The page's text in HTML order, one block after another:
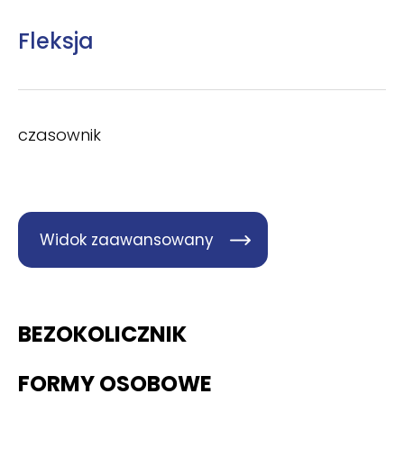
Fleksja
czasownik
Widok zaawansowany
BEZOKOLICZNIK
FORMY OSOBOWE